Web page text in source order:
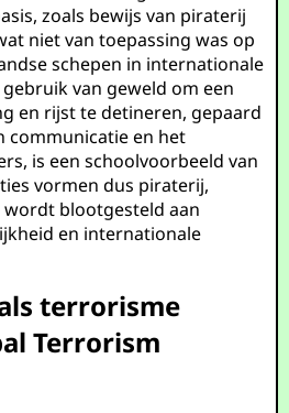
zoals bewijs van piraterij
niet van toepassing was op
schepen in internationale
van geweld om een
en rijst te detineren, gepaard
communicatie en het
is een schoolvoorbeeld van
vormen dus piraterij,
blootgesteld aan
en internationale
terrorisme
Terrorism